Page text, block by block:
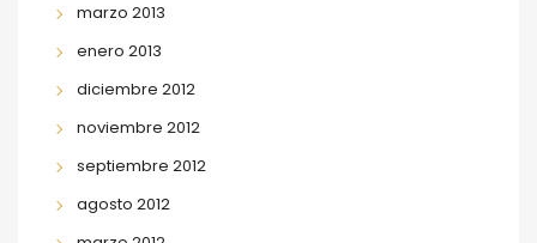
marzo 2013
enero 2013
diciembre 2012
noviembre 2012
septiembre 2012
agosto 2012